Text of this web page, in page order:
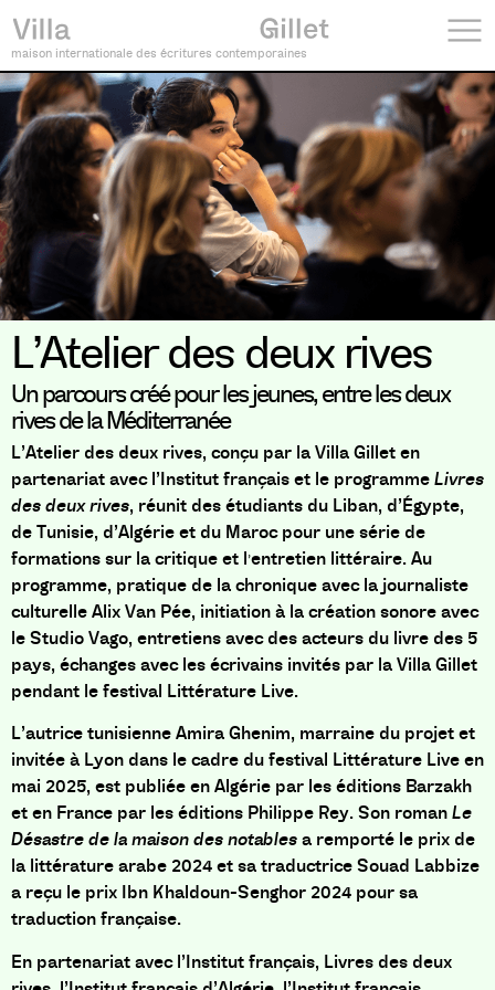
maison internationale des écritures contemporaines
L’Atelier des deux rives
Un parcours créé pour les jeunes, entre les deux
rives de la Méditerranée
L’Atelier des deux rives, conçu par la Villa Gillet en
partenariat avec l’Institut français et le programmeLivres
des deux rives, réunit des étudiants du Liban, d’Égypte,
de Tunisie, d’Algérie et du Maroc pour une série de
formations sur la critique et l’entretien littéraire. Au
programme, pratique de la chronique avec la journaliste
culturelle Alix Van Pée, initiation à la création sonore avec
le Studio Vago, entretiens avec des acteurs du livre des 5
pays, échanges avec les écrivains invités par la Villa Gillet
pendant le festival Littérature Live.
L’autrice tunisienne Amira Ghenim, marraine du projet et
invitée à Lyon dans le cadre du festival Littérature Live en
mai 2025, est publiée en Algérie par les éditions Barzakh
et en France par les éditions Philippe Rey. Son romanLe
Désastre de la maison des notablesa remporté le prix de
la littérature arabe 2024 et sa traductrice Souad Labbize
a reçu le prix Ibn Khaldoun-Senghor 2024 pour sa
traduction française.
En partenariat avec l’Institut français, Livres des deux